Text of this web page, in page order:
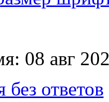
08 авг
ответов